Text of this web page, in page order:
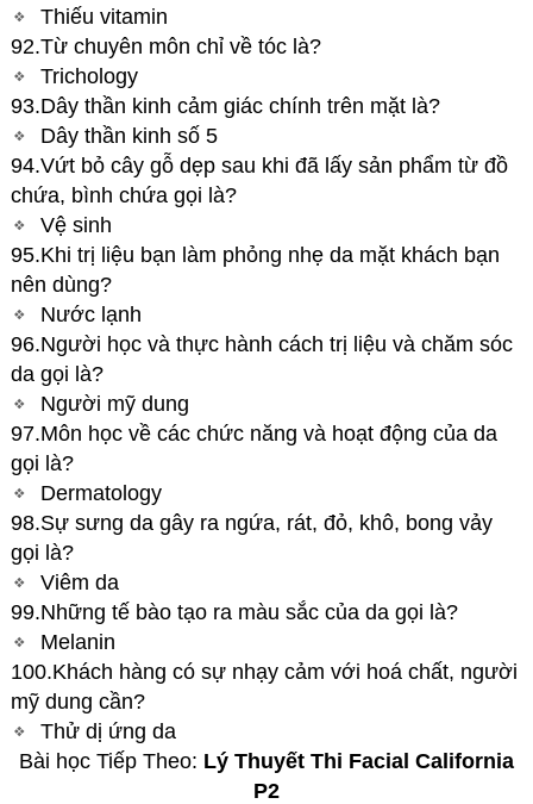
Thiếu vitamin
92.Từ chuyên môn chỉ về tóc là?
Trichology
93.Dây thần kinh cảm giác chính trên mặt là?
Dây thần kinh số 5
94.Vứt bỏ cây gỗ dẹp sau khi đã lấy sản phẩm từ đồ
chứa, bình chứa gọi là?
Vệ sinh
95.Khi trị liệu bạn làm phỏng nhẹ da mặt khách bạn
nên dùng?
Nước lạnh
96.Người học và thực hành cách trị liệu và chăm sóc
da gọi là?
Người mỹ dung
97.Môn học về các chức năng và hoạt động của da
gọi là?
Dermatology
98.Sự sưng da gây ra ngứa, rát, đỏ, khô, bong vảy
gọi là?
Viêm da
99.Những tế bào tạo ra màu sắc của da gọi là?
Melanin
100.Khách hàng có sự nhạy cảm với hoá chất, người
mỹ dung cần?
Thử dị ứng da
Bài học Tiếp Theo: Lý Thuyết Thi Facial California
P2